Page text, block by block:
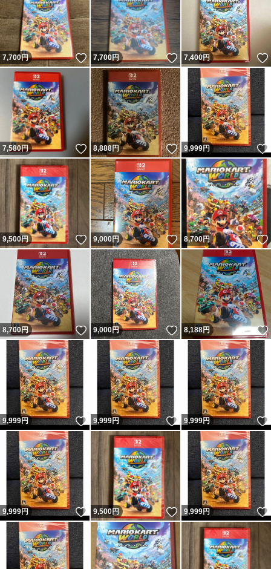
7,700円 いいね！
7,700円 いいね！
7,400円
7,580円 いいね！
8,888円 いいね！
9,999円
9,500円 いいね！
9,000円 いいね！
8,700円
8,700円 いいね！
9,000円 いいね！
8,188円
9,999円 いいね！
9,999円 いいね！
9,999円
9,999円 いいね！
9,500円 いいね！
9,999円